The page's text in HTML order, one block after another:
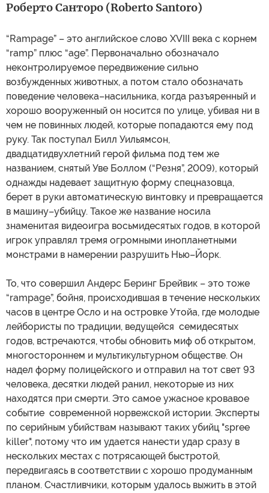
Роберто Санторо (Roberto Santoro)
“Rampage” – это английское слово XVIII века с корнем
“ramp” плюс “age”. Первоначально обозначало
неконтролируемое передвижение сильно
возбужденных животных, а потом стало обозначать
поведение человека–насильника, когда разъяренный и
хорошо вооруженный он носится по улице, убивая ни в
чем не повинных людей, которые попадаются ему под
руку. Так поступал Билл Уильямсон,
двадцатидвухлетний герой фильма под тем же
названием, снятый Уве Боллом (“Резня”, 2009), который
однажды надевает защитную форму спецназовца,
берет в руки автоматическую винтовку и превращается
в машину–убийцу. Такое же название носила
знаменитая видеоигра восьмидесятых годов, в которой
игрок управлял тремя огромными инопланетными
монстрами в намерении разрушить Нью–Йорк.
То, что совершил Андерс Беринг Брейвик – это тоже
“rampage”, бойня, происходившая в течение нескольких
часов в центре Осло и на островке Утойа, где молодые
лейбористы по традиции, ведущейся семидесятых
годов, встречаются, чтобы обновить миф об открытом,
многостороннем и мультикультурном обществе. Он
надел форму полицейского и отправил на тот свет 93
человека, десятки людей ранил, некоторые из них
находятся при смерти. Это самое ужасное кровавое
событие современной норвежской истории. Эксперты
по серийным убийствам называют таких убийц "spree
killer", потому что им удается нанести удар сразу в
нескольких местах с потрясающей быстротой,
передвигаясь в соответствии с хорошо продуманным
планом. Счастливчики, которым удалось выжить в этой